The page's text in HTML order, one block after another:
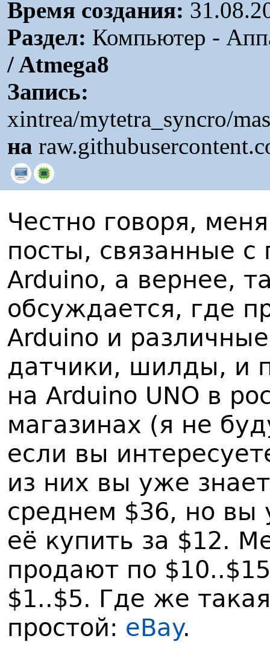
Время создания:
Раздел: Компьютер -
/ Atmega8
Запись:
xintrea/mytetra_syncro/
на
Честно говоря,
посты, связанные
Arduino, а вернее,
обсуждается, где
Arduino и
датчики, шилды, и
на Arduino UNO в
магазинах (я не
если вы
из них вы уже
среднем $36, но вы
её купить за $12.
продают по
$1..$5. Где же
простой: eBay.